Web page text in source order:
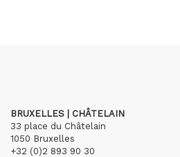
BRUXELLES | CHÂTELAIN
33 place du Châtelain
1050 Bruxelles
+32 (0)2 893 90 30